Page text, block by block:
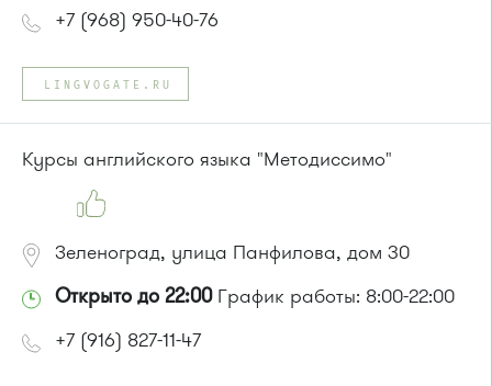
+7 (968) 950-40-76
LINGVOGATE.RU
Курсы английского языка "Методиссимо"
Зеленоград, улица Панфилова, дом 30
Открыто до 22:00График работы: 8:00-22:00
+7 (916) 827-11-47